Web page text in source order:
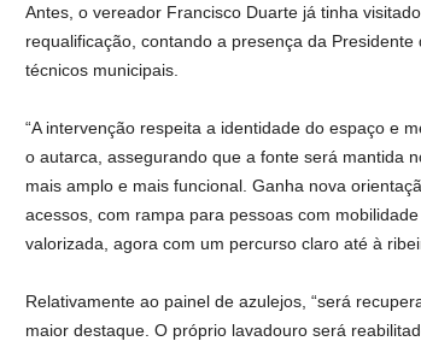
Antes, o vereador Francisco Duarte já tinha
requalificação, contando a presença da
técnicos municipais.
“A intervenção respeita a identidade do espaço e
o autarca, assegurando que a fonte será mantida
mais amplo e mais funcional. Ganha nova
acessos, com rampa para pessoas com
valorizada, agora com um percurso claro até à
Relativamente ao painel de azulejos, “será
maior destaque. O próprio lavadouro será